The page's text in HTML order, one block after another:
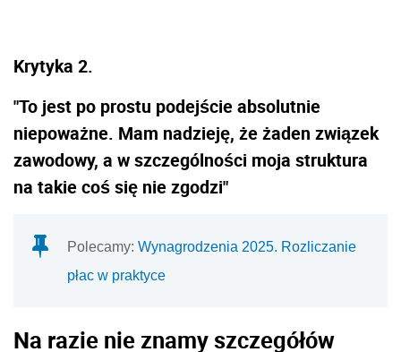
Krytyka 2.
"To jest po prostu podejście absolutnie
niepoważne. Mam nadzieję, że żaden związek
zawodowy, a w szczególności moja struktura
na takie coś się nie zgodzi"
Polecamy: Wynagrodzenia 2025. Rozliczanie
płac w praktyce
Na razie nie znamy szczegółów